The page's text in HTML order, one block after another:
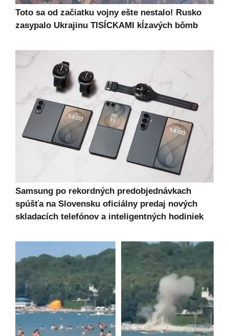
Toto sa od začiatku vojny ešte nestalo! Rusko
zasypalo Ukrajinu TISÍCKAMI kĺzavých bômb
Samsung po rekordných predobjednávkach
spúšťa na Slovensku oficiálny predaj nových
skladacích telefónov a inteligentných hodiniek